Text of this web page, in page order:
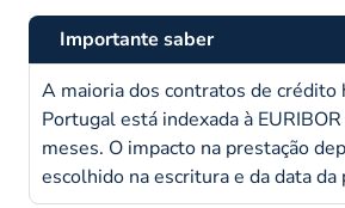
Importante saber
A maioria dos contratos de crédito
Portugal está indexada à
meses. O impacto na prestação
escolhido na escritura e da data da